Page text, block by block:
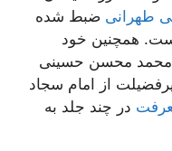
طهرانی ضبط شده
است. همچنین خود
محمد محسن حسینی
از امام سجاد
در چند جلد به